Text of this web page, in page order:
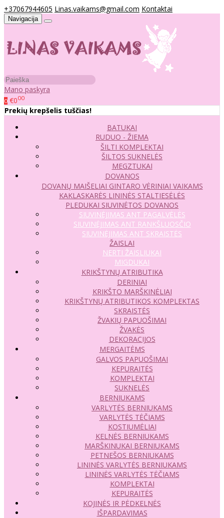
+37067944605 Linas.vaikams@gmail.com Kontaktai
Navigacija
Mano paskyra
0 €000
Prekių krepšelis tuščias!
BATUKAI
RUDUO - ŽIEMA
ŠILTI KOMPLEKTAI
ŠILTOS SUKNELĖS
MEGZTUKAI
DOVANOS
DOVANŲ MAIŠELIAI GINTARO VĖRINIAI VAIKAMS
KAKLASKARĖS LININĖS STALTIESĖLĖS
PLEDUKAI SIUVINĖTOS DOVANOS
SIUVINĖJIMAS ANT PAGALVĖLĖS
SIUVINĖJIMAS ANT RANKŠLUOSČIO
SIUVINĖJIMAS ANT SKRAISTĖS
ŽAISLAI
NERTI ŽAISLIUKAI
MIGDUKAI
KRIKŠTYNŲ ATRIBUTIKA
DERINIAI
KRIKŠTO MARŠKINĖLIAI
KRIKŠTYNŲ ATRIBUTIKOS KOMPLEKTAS
SKRAISTĖS
ŽVAKIŲ PAPUOŠIMAI
ŽVAKĖS
DEKORACIJOS
MERGAITĖMS
GALVOS PAPUOŠIMAI
KEPURAITĖS
KOMPLEKTAI
SUKNELĖS
BERNIUKAMS
VARLYTĖS BERNIUKAMS
VARLYTĖS TĖČIAMS
KOSTIUMĖLIAI
KELNĖS BERNIUKAMS
MARŠKINUKAI BERNIUKAMS
PETNEŠOS BERNIUKAMS
LININĖS VARLYTĖS BERNIUKAMS
LININĖS VARLYTĖS TĖČIAMS
KOMPLEKTAI
KEPURAITĖS
KOJINĖS IR PĖDKELNĖS
IŠPARDAVIMAS